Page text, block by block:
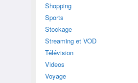
Shopping
Sports
Stockage
Streaming et VOD
Télévision
Videos
Voyage